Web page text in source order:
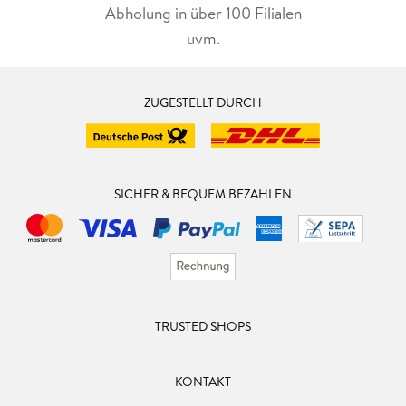
Abholung in über 100 Filialen
uvm.
ZUGESTELLT DURCH
SICHER & BEQUEM BEZAHLEN
TRUSTED SHOPS
KONTAKT